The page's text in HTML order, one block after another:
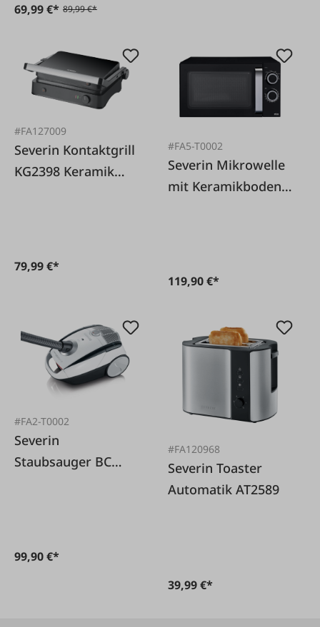
69,99 €* 89,99 €*
#FA127009
Severin Kontaktgrill
KG2398 Keramik
79,99 €*
#FA5-T0002
Severin Mikrowelle
mit Keramikboden
119,90 €*
#FA2-T0002
Severin
Staubsauger BC
99,90 €*
#FA120968
Severin Toaster
Automatik AT2589
39,99 €*